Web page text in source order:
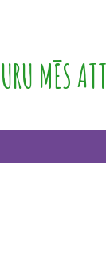
MĒS